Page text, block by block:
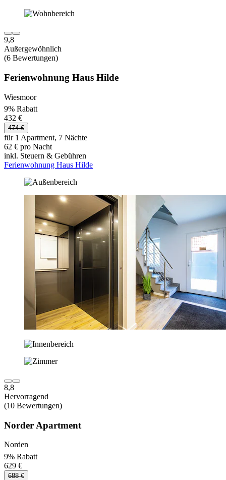
9,8
Außergewöhnlich
(6 Bewertungen)
Ferienwohnung Haus Hilde
Wiesmoor
9% Rabatt
432 €
474 €
für 1 Apartment, 7 Nächte
62 € pro Nacht
inkl. Steuern & Gebühren
Ferienwohnung Haus Hilde
8,8
Hervorragend
(10 Bewertungen)
Norder Apartment
Norden
9% Rabatt
629 €
688 €